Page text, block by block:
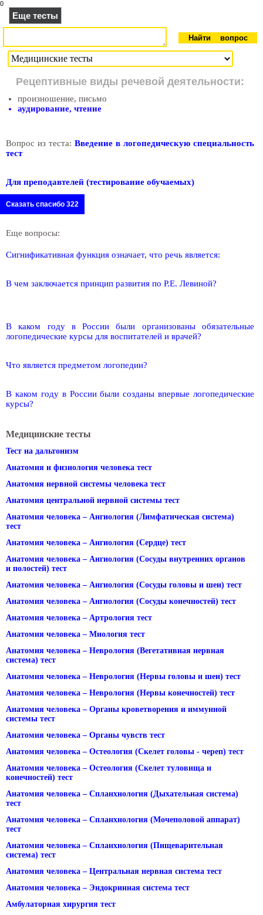
0
Еще тесты
Рецептивные виды речевой деятельности:
произношение, письмо
аудирование, чтение
Вопрос из теста: Введение в логопедическую специальность
тест
Для преподавтелей (тестирование обучаемых)
Сказать спасибо 322
Еще вопросы:
Сигнификативная функция означает, что речь является:
В чем заключается принцип развития по Р.Е. Левиной?
В каком году в России были организованы обязательные
логопедические курсы для воспитателей и врачей?
Что является предметом логопедии?
В каком году в России были созданы впервые логопедические
курсы?
Медицинские тесты
Тест на дальтонизм
Анатомия и физиология человека тест
Анатомия нервной системы человека тест
Анатомия центральной нервной системы тест
Анатомия человека – Ангиология (Лимфатическая система)
тест
Анатомия человека – Ангиология (Сердце) тест
Анатомия человека – Ангиология (Сосуды внутренних органов
и полостей) тест
Анатомия человека – Ангиология (Сосуды головы и шеи) тест
Анатомия человека – Ангиология (Сосуды конечностей) тест
Анатомия человека – Артрология тест
Анатомия человека – Миология тест
Анатомия человека – Неврология (Вегетативная нервная
система) тест
Анатомия человека – Неврология (Нервы головы и шеи) тест
Анатомия человека – Неврология (Нервы конечностей) тест
Анатомия человека – Органы кроветворения и иммунной
системы тест
Анатомия человека – Органы чувств тест
Анатомия человека – Остеология (Скелет головы - череп) тест
Анатомия человека – Остеология (Скелет туловища и
конечностей) тест
Анатомия человека – Спланхнология (Дыхательная система)
тест
Анатомия человека – Спланхнология (Мочеполовой аппарат)
тест
Анатомия человека – Спланхнология (Пищеварительная
система) тест
Анатомия человека – Центральная нервная система тест
Анатомия человека – Эндокринная система тест
Амбулаторная хирургия тест